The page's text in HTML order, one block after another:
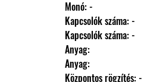
                Monó: -
                Kapcsolók száma: -
                Kapcsolók száma: -
                Anyag:
                Anyag:
                Központos rögzítés: -